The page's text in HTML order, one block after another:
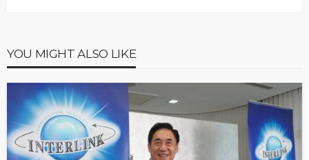
YOU MIGHT ALSO LIKE